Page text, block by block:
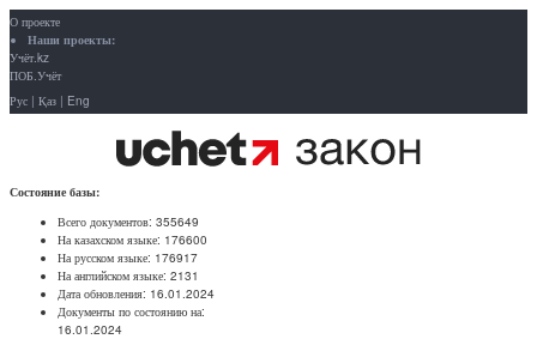
О проекте
Наши проекты:
Учёт.kz
ПОБ.Учёт
Рус | Қаз | Eng
Состояние базы:
Всего документов: 355649
На казахском языке: 176600
На русском языке: 176917
На английском языке: 2131
Дата обновления: 16.01.2024
Документы по состоянию на:
16.01.2024